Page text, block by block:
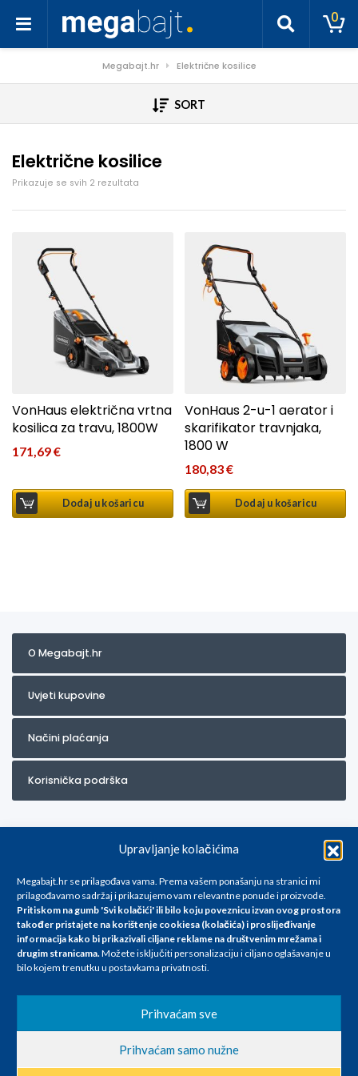
Upravljanje kolačićima
Megabajt.hr se prilagođava vama. Prema vašem ponašanju na stranici mi
prilagođavamo sadržaj i prikazujemo vam relevantne ponude i proizvode.
Pritiskom na gumb 'Svi kolačići' ili bilo koju poveznicu izvan ovog prostora
također pristajete na korištenje cookiesa (kolačića) i proslijeđivanje
informacija kako bi prikazivali ciljane reklame na društvenim mrežama i
drugim stranicama.Možete isključiti personalizaciju i ciljano oglašavanje u
bilo kojem trenutku u postavkama privatnosti.
Prihvaćam sve
Prihvaćam samo nužne
0
Megabajt.hr Električne kosilice
SORT
Električne kosilice
Prikazuje se svih 2 rezultata
VonHaus električna vrtna
kosilica za travu, 1800W
171,69€
Dodaj u košaricu
VonHaus 2-u-1 aerator i
skarifikator travnjaka,
1800 W
180,83€
Dodaj u košaricu
O Megabajt.hr
Uvjeti kupovine
Načini plaćanja
Korisnička podrška
Za artikle kojih trenutno nema u ponudi obratite nam se na
info@megabajt.hr. Sve cijene su informativnog karaktera i podložne su
promjenama, a
iskazane su za avansno plaćanje(gotovina) u Eurima i uključuju PDV. Sve
se razlikovati od cijena u našim poslovnicama. Trudimo se dati što bolji
i točniji opis i sliku. Unatoč tome, ne možemo garantirati da su svi
nastale u opisu proizvoda, greške prilikom štampanja te promjene
cijena.